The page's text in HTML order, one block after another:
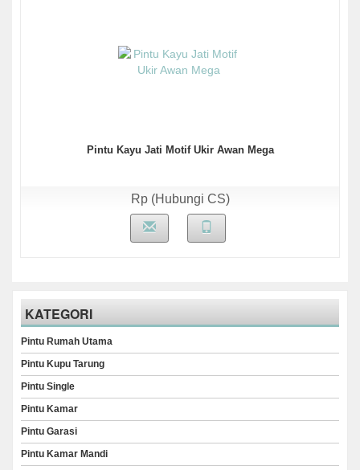
Pintu Kayu Jati Motif Ukir Awan Mega
Rp (Hubungi CS)
KATEGORI
Pintu Rumah Utama
Pintu Kupu Tarung
Pintu Single
Pintu Kamar
Pintu Garasi
Pintu Kamar Mandi